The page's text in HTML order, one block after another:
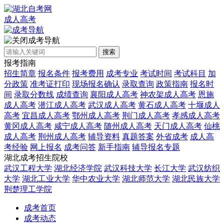
成人高考
成考导航
搜索
报考指南
招生简章 报名条件 报考费用 成考专业 考试时间 考试科目 加
分政策 准考证打印 现场报名确认 录取查询 政策指南 报名时
间 录取分数线 成绩查询 襄阳成人高考 神农架成人高考 恩施
成人高考 潜江成人高考 武汉成人高考 黄石成人高考 十堰成人
高考 宜昌成人高考 鄂州成人高考 荆门成人高考 孝感成人高考
黄冈成人高考 咸宁成人高考 随州成人高考 天门成人高考 仙桃
成人高考 荆州成人高考 辅导资料 真题答案 外省成考 成人高
考经验 网上报名 成考问答 新手指南 辅导报名专题
湖北成考招生院校
武汉工程大学 湖北经济学院 武汉科技大学 长江大学 武汉纺织
大学 湖北工业大学 华中农业大学 湖北师范大学 湖北民族大学
荆楚理工学院
成考首页
成考动态